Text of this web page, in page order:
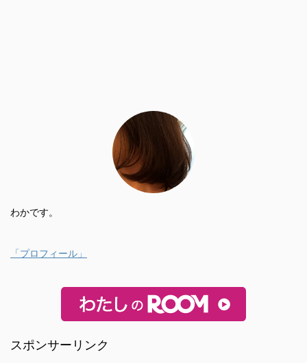
わかです。
「プロフィール」
スポンサーリンク